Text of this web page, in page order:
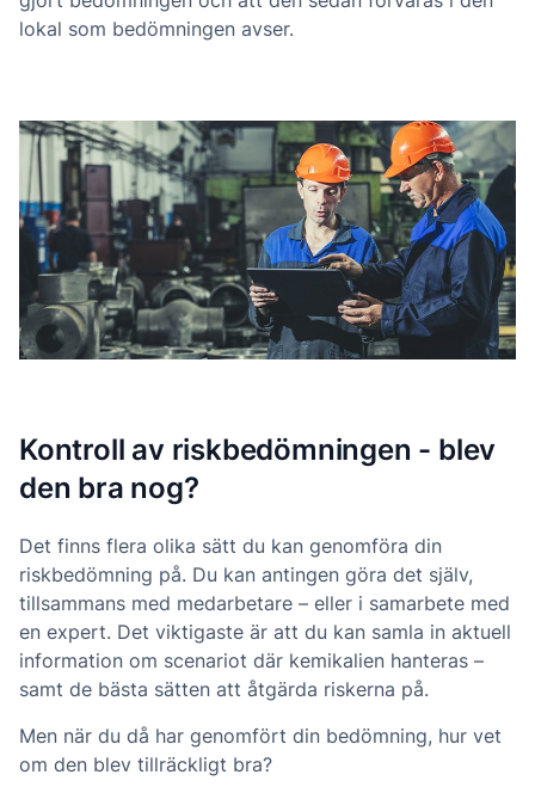
lokal som bedömningen avser.
Kontroll av riskbedömningen - blev
den bra nog?
Det finns flera olika sätt du kan genomföra din
riskbedömning på. Du kan antingen göra det själv,
tillsammans med medarbetare – eller i samarbete med
en expert. Det viktigaste är att du kan samla in aktuell
information om scenariot där kemikalien hanteras –
samt de bästa sätten att åtgärda riskerna på.
Men när du då har genomfört din bedömning, hur vet
om den blev tillräckligt bra?